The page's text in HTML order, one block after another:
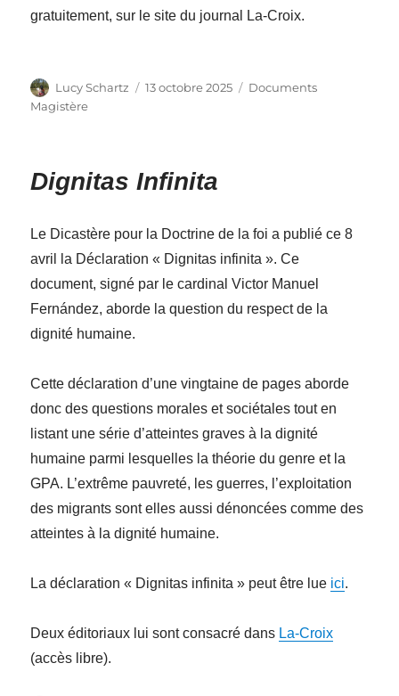
gratuitement, sur le site du journal La-Croix.
Auteur
Lucy Schartz
Publié
13 octobre 2025 Catégories
Documents
Magistère
Dignitas Infinita
Le Dicastère pour la Doctrine de la foi a publié ce 8
avril la Déclaration « Dignitas infinita ». Ce
document, signé par le cardinal Victor Manuel
Fernández, aborde la question du respect de la
dignité humaine.
Cette déclaration d’une vingtaine de pages aborde
donc des questions morales et sociétales tout en
listant une série d’atteintes graves à la dignité
humaine parmi lesquelles la théorie du genre et la
GPA. L’extrême pauvreté, les guerres, l’exploitation
des migrants sont elles aussi dénoncées comme des
atteintes à la dignité humaine.
La déclaration « Dignitas infinita » peut être lue ici.
Deux éditoriaux lui sont consacré dans La-Croix
(accès libre).